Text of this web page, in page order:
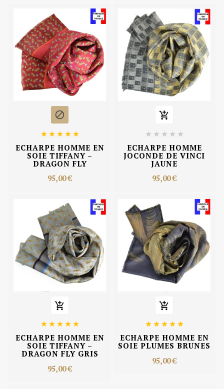

    
ECHARPE HOMME EN
SOIE TIFFANY –
DRAGON FLY
95,00 €

    
ECHARPE HOMME
JOCONDE DE VINCI
JAUNE
95,00 €

    
ECHARPE HOMME EN
SOIE TIFFANY –
DRAGON FLY GRIS
95,00 €

    
ECHARPE HOMME EN
SOIE PLUMES BRUNES
95,00 €